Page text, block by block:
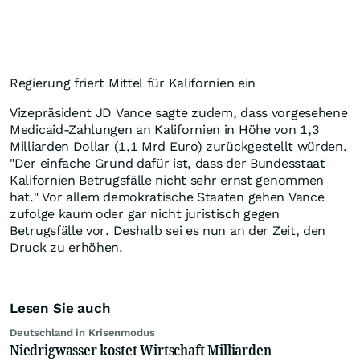
Regierung friert Mittel für Kalifornien ein
Vizepräsident JD Vance sagte zudem, dass vorgesehene
Medicaid-Zahlungen an Kalifornien in Höhe von 1,3
Milliarden Dollar (1,1 Mrd Euro) zurückgestellt würden.
"Der einfache Grund dafür ist, dass der Bundesstaat
Kalifornien Betrugsfälle nicht sehr ernst genommen
hat." Vor allem demokratische Staaten gehen Vance
zufolge kaum oder gar nicht juristisch gegen
Betrugsfälle vor. Deshalb sei es nun an der Zeit, den
Druck zu erhöhen.
Lesen Sie auch
Deutschland in Krisenmodus
Niedrigwasser kostet Wirtschaft Milliarden